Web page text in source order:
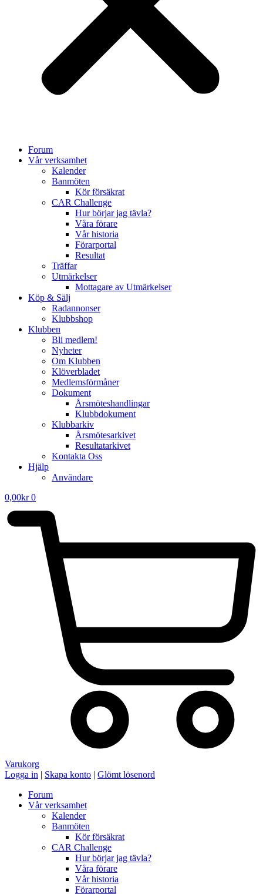
Forum
Vår verksamhet
Kalender
Banmöten
Kör försäkrat
CAR Challenge
Hur börjar jag tävla?
Våra förare
Vår historia
Förarportal
Resultat
Träffar
Utmärkelser
Mottagare av Utmärkelser
Köp & Sälj
Radannonser
Klubbshop
Klubben
Bli medlem!
Nyheter
Om Klubben
Klöverbladet
Medlemsförmåner
Dokument
Årsmöteshandlingar
Klubbdokument
Klubbarkiv
Årsmötesarkivet
Resultatarkivet
Kontakta Oss
Hjälp
Användare
0,00kr 0
Varukorg
Logga in | Skapa konto | Glömt lösenord
Forum
Vår verksamhet
Kalender
Banmöten
Kör försäkrat
CAR Challenge
Hur börjar jag tävla?
Våra förare
Vår historia
Förarportal